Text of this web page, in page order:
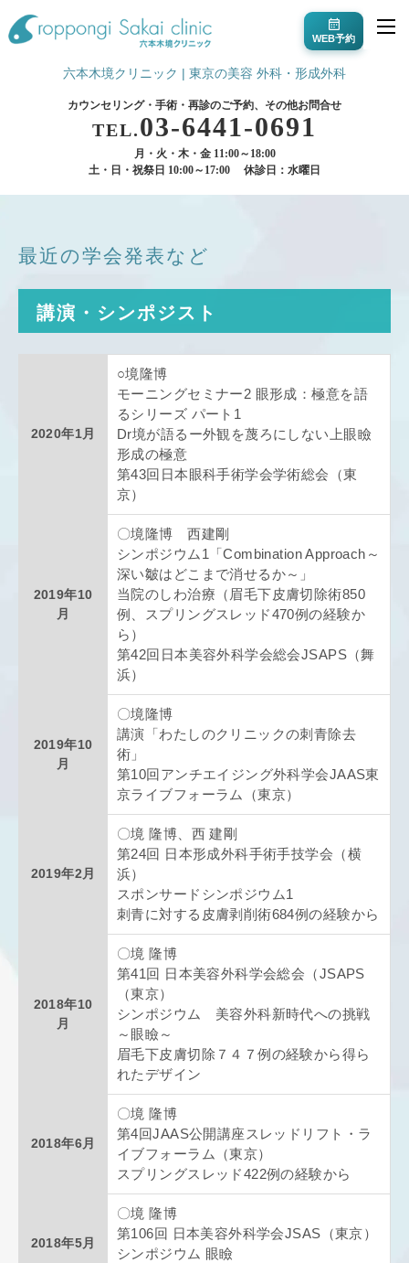
WEB予約
六本木境クリニック | 東京の美容 外科・形成外科
カウンセリング・手術・再診のご予約、その他お問合せ
TEL.03-6441-0691
月・火・木・金 11:00～18:00
土・日・祝祭日 10:00～17:00
休診日：水曜日
最近の学会発表など
講演・シンポジスト
2020年1月
○境隆博
モーニングセミナー2 眼形成：極意を語
るシリーズ パート1
Dr境が語るー外観を蔑ろにしない上眼瞼
形成の極意
第43回日本眼科手術学会学術総会（東
京）
2019年10
月
〇境隆博 西建剛
シンポジウム1「Combination Approach～
深い皺はどこまで消せるか～」
当院のしわ治療（眉毛下皮膚切除術850
例、スプリングスレッド470例の経験か
ら）
第42回日本美容外科学会総会JSAPS（舞
浜）
2019年10
月
〇境隆博
講演「わたしのクリニックの刺青除去
術」
第10回アンチエイジング外科学会JAAS東
京ライブフォーラム（東京）
2019年2月
〇境 隆博、西 建剛
第24回 日本形成外科手術手技学会（横
浜）
スポンサードシンポジウム1
刺青に対する皮膚剥削術684例の経験から
2018年10
月
〇境 隆博
第41回 日本美容外科学会総会（JSAPS
（東京）
シンポジウム 美容外科新時代への挑戦
～眼瞼～
眉毛下皮膚切除７４７例の経験から得ら
れたデザイン
2018年6月
〇境 隆博
第4回JAAS公開講座スレッドリフト・ラ
イブフォーラム（東京）
スプリングスレッド422例の経験から
2018年5月
〇境 隆博
第106回 日本美容外科学会JSAS（東京）
シンポジウム 眼瞼